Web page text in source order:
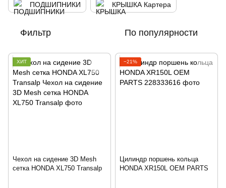
ПОДШИПНИКИ КРЫШКА Картера
Фильтр По популярности
ХИТ
Чехол на сидение 3D Mesh
сетка HONDA XL750 Transalp
−21%
Цилиндр поршень кольца
HONDA XR150L OEM PARTS